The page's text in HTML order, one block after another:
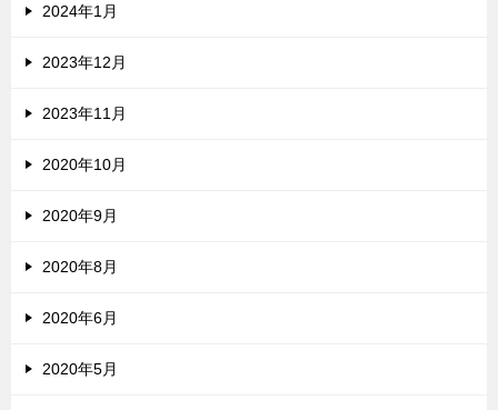
2024年1月
2023年12月
2023年11月
2020年10月
2020年9月
2020年8月
2020年6月
2020年5月